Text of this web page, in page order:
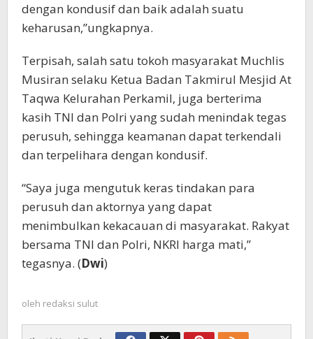
dengan kondusif dan baik adalah suatu
keharusan,”ungkapnya.
Terpisah, salah satu tokoh masyarakat Muchlis
Musiran selaku Ketua Badan Takmirul Mesjid At
Taqwa Kelurahan Perkamil, juga berterima
kasih TNI dan Polri yang sudah menindak tegas
perusuh, sehingga keamanan dapat terkendali
dan terpelihara dengan kondusif.
“Saya juga mengutuk keras tindakan para
perusuh dan aktornya yang dapat
menimbulkan kekacauan di masyarakat. Rakyat
bersama TNI dan Polri, NKRI harga mati,”
tegasnya. (Dwi)
oleh redaksi sulut